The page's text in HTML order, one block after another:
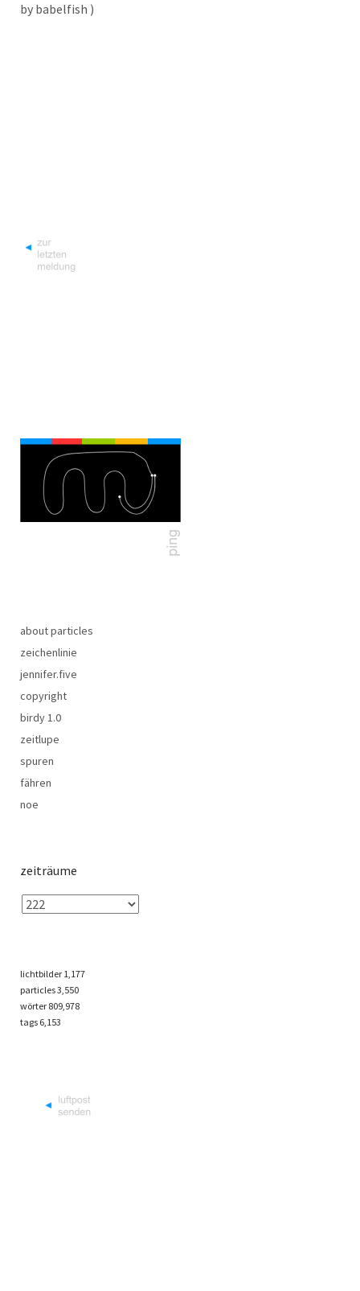
by babelfish )
about particles
zeichenlinie
jennifer.five
copyright
birdy 1.0
zeitlupe
spuren
fähren
noe
zeiträume
lichtbilder 1,177
particles3,550
wörter 809,978
tags 6,153